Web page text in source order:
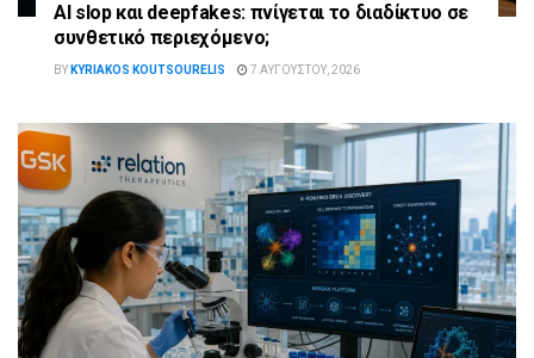
AI slop και deepfakes: πνίγεται το διαδίκτυο σε
συνθετικό περιεχόμενο;
BY KYRIAKOS KOUTSOURELIS 7 ΑΥΓΟΎΣΤΟΥ, 2026